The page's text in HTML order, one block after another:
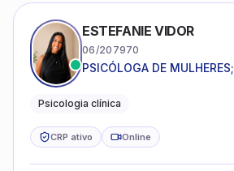
ESTEFANIE VIDOR
06/207970
PSICÓLOGA DE
dentro da sua realidade.
Psicologia clínica
CRP ativo Online